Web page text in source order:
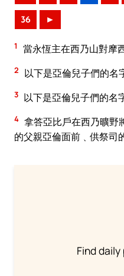
36 ►
1 當永恆主在西乃山對摩
2 以下是亞倫兒子們的名
3 以下是亞倫兒子們的名
4 拿答亞比戶在西乃曠野
的父親亞倫面前﹑供祭司
Find